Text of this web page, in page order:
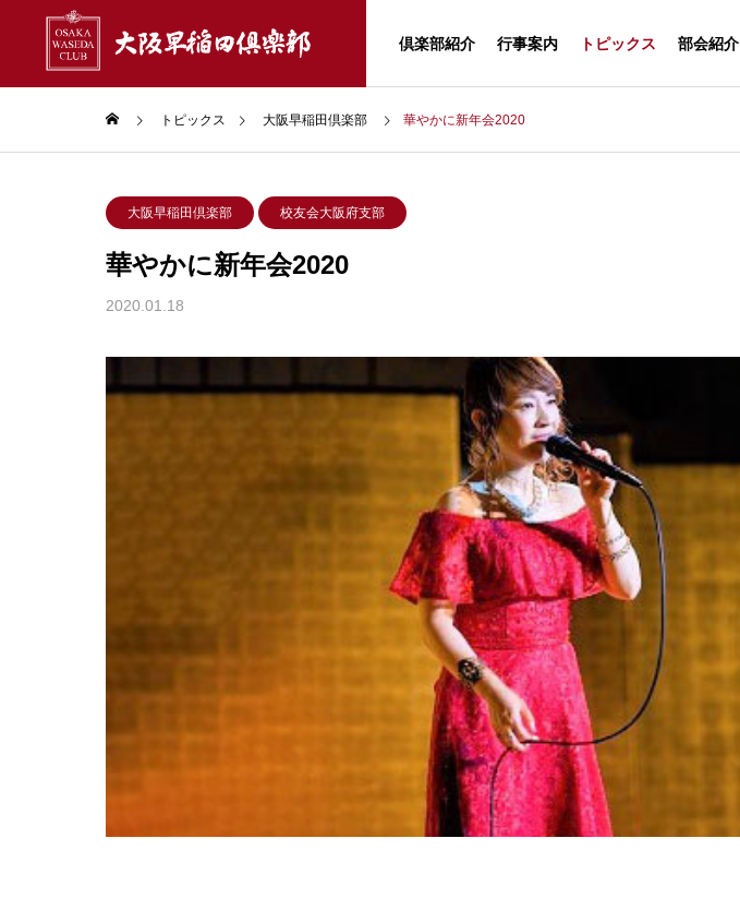
倶楽部紹介 行事案内 トピックス 部会紹介
REUNION INFO
大阪早稲田倶楽部 各部会紹介
TOPICS
トピックス
【ご案内】2026年11月28日
Ｗフォーラム 講演会「One Pl
anet ,One Ocean 海の流れが
運ぶもの」
CLUB INFO
大阪早稲女会
トピックス 大阪早稲田倶楽部 華やかに新年会2020
大阪早稲田倶楽部 校友会大阪府支部
華やかに新年会2020
2020.01.18